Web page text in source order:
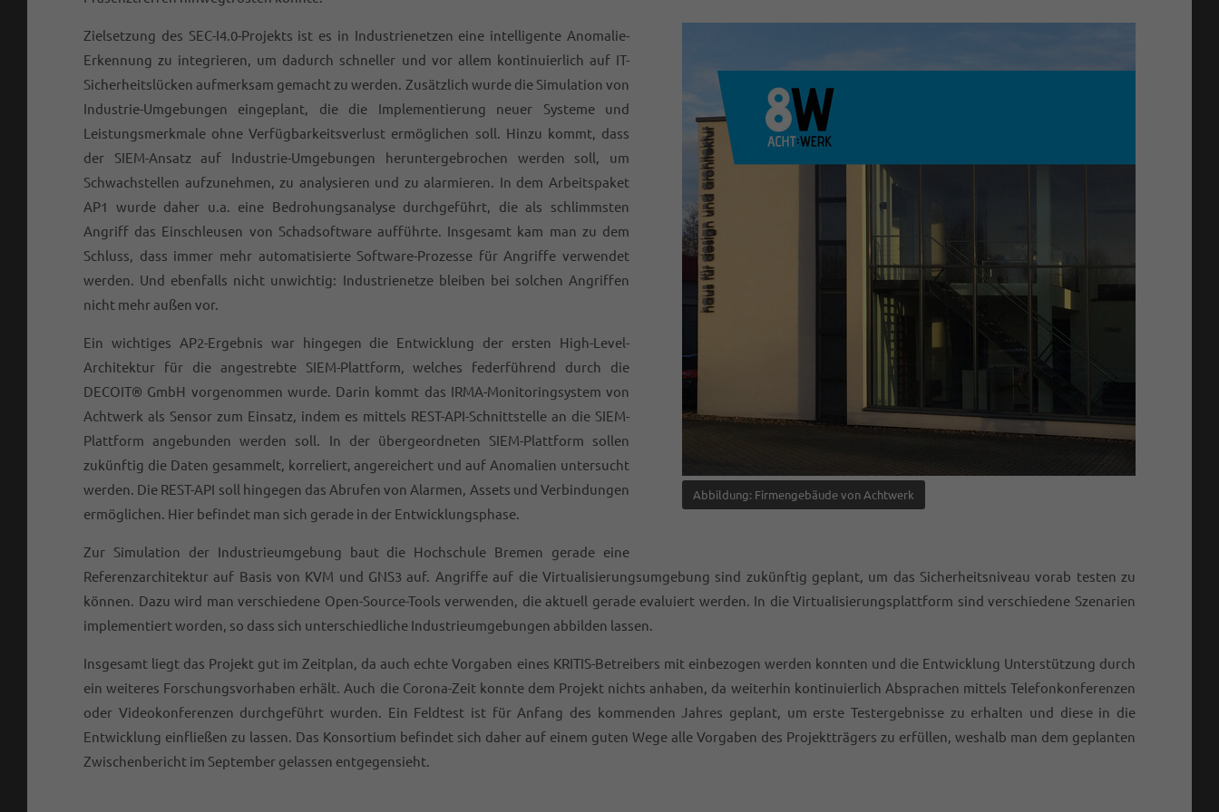
Abbildung: Firmengebäude von Achtwerk
Zielsetzung des SEC-I4.0-Projekts ist es in Industrienetzen eine intelligente Anomalie-
Erkennung zu integrieren, um dadurch schneller und vor allem kontinuierlich auf IT-
Sicherheitslücken aufmerksam gemacht zu werden. Zusätzlich wurde die Simulation von
Industrie-Umgebungen eingeplant, die die Implementierung neuer Systeme und
Leistungsmerkmale ohne Verfügbarkeitsverlust ermöglichen soll. Hinzu kommt, dass
der SIEM-Ansatz auf Industrie-Umgebungen heruntergebrochen werden soll, um
Schwachstellen aufzunehmen, zu analysieren und zu alarmieren. In dem Arbeitspaket
AP1 wurde daher u.a. eine Bedrohungsanalyse durchgeführt, die als schlimmsten
Angriff das Einschleusen von Schadsoftware aufführte. Insgesamt kam man zu dem
Schluss, dass immer mehr automatisierte Software-Prozesse für Angriffe verwendet
werden. Und ebenfalls nicht unwichtig: Industrienetze bleiben bei solchen Angriffen
nicht mehr außen vor.
Ein wichtiges AP2-Ergebnis war hingegen die Entwicklung der ersten High-Level-
Architektur für die angestrebte SIEM-Plattform, welches federführend durch die
DECOIT® GmbH vorgenommen wurde. Darin kommt das IRMA-Monitoringsystem von
Achtwerk als Sensor zum Einsatz, indem es mittels REST-API-Schnittstelle an die SIEM-
Plattform angebunden werden soll. In der übergeordneten SIEM-Plattform sollen
zukünftig die Daten gesammelt, korreliert, angereichert und auf Anomalien untersucht
werden. Die REST-API soll hingegen das Abrufen von Alarmen, Assets und Verbindungen
ermöglichen. Hier befindet man sich gerade in der Entwicklungsphase.
Zur Simulation der Industrieumgebung baut die Hochschule Bremen gerade eine
Referenzarchitektur auf Basis von KVM und GNS3 auf. Angriffe auf die Virtualisierungsumgebung sind zukünftig geplant, um das Sicherheitsniveau vorab testen zu
können. Dazu wird man verschiedene Open-Source-Tools verwenden, die aktuell gerade evaluiert werden. In die Virtualisierungsplattform sind verschiedene Szenarien
implementiert worden, so dass sich unterschiedliche Industrieumgebungen abbilden lassen.
Insgesamt liegt das Projekt gut im Zeitplan, da auch echte Vorgaben eines KRITIS-Betreibers mit einbezogen werden konnten und die Entwicklung Unterstützung durch
ein weiteres Forschungsvorhaben erhält. Auch die Corona-Zeit konnte dem Projekt nichts anhaben, da weiterhin kontinuierlich Absprachen mittels Telefonkonferenzen
oder Videokonferenzen durchgeführt wurden. Ein Feldtest ist für Anfang des kommenden Jahres geplant, um erste Testergebnisse zu erhalten und diese in die
Entwicklung einfließen zu lassen. Das Konsortium befindet sich daher auf einem guten Wege alle Vorgaben des Projektträgers zu erfüllen, weshalb man dem geplanten
Zwischenbericht im September gelassen entgegensieht.